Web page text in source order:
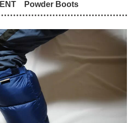
Powder Boots